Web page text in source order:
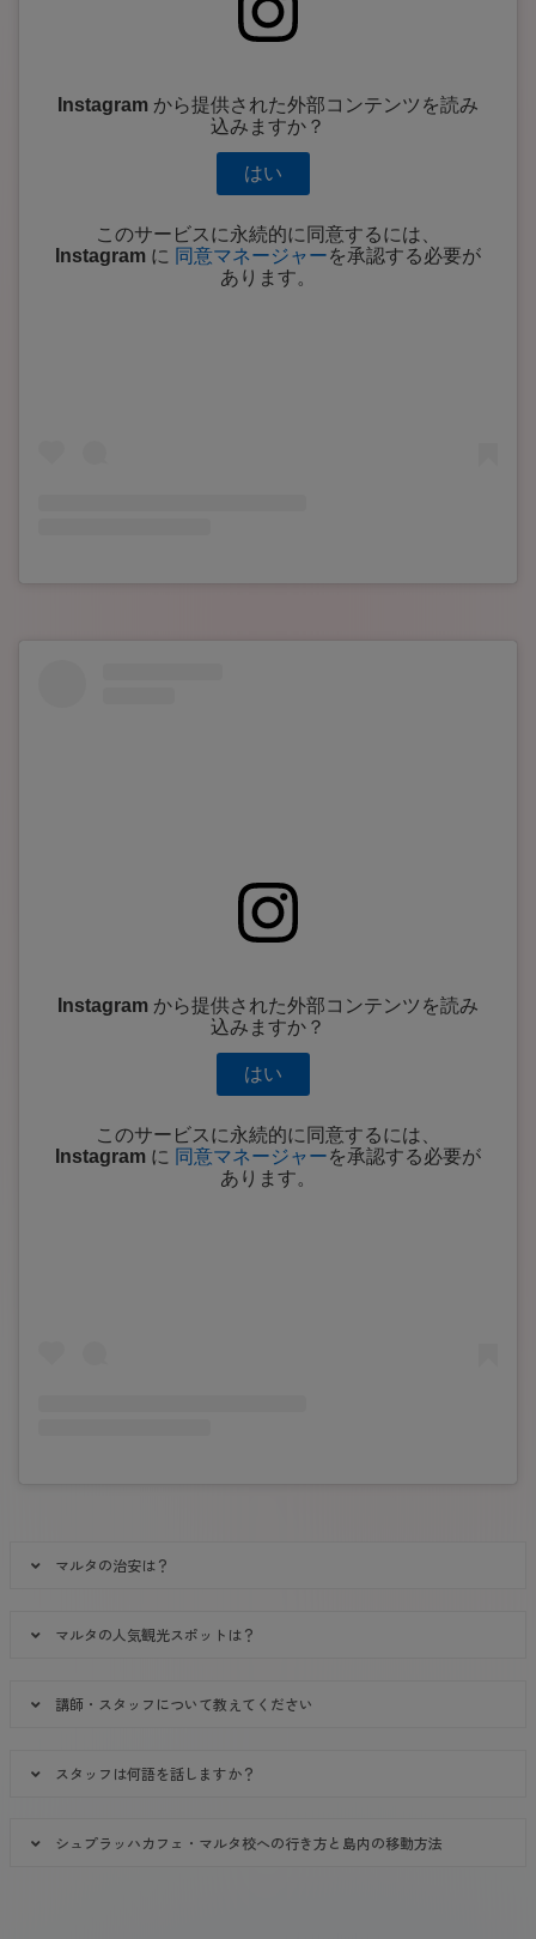
Instagram から提供された外部コンテンツを読み
込みますか？
はい
このサービスに永続的に同意するには、
Instagram に 同意マネージャーを承認する必要が
あります。
Instagram から提供された外部コンテンツを読み
込みますか？
はい
このサービスに永続的に同意するには、
Instagram に 同意マネージャーを承認する必要が
あります。
マルタの治安は？
マルタの人気観光スポットは？
講師・スタッフについて教えてください
スタッフは何語を話しますか？
シュプラッハカフェ・マルタ校への行き方と島内の移動方法